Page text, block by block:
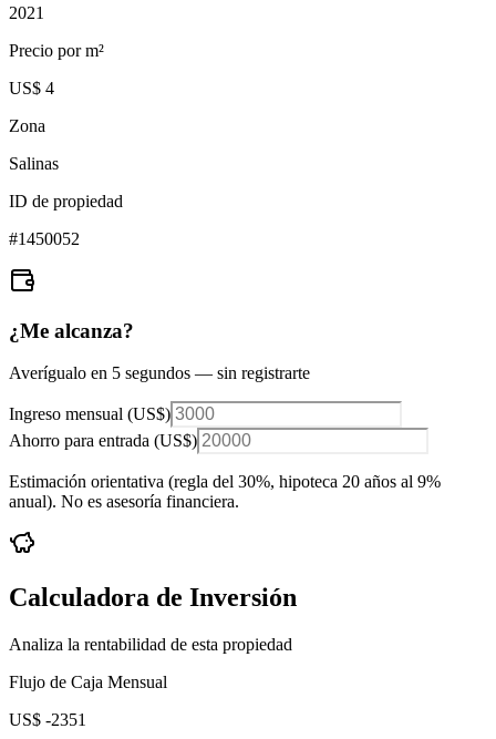
2021
Precio por m²
US$ 4
Zona
Salinas
ID de propiedad
#1450052
¿Me alcanza?
Averígualo en 5 segundos — sin registrarte
Ingreso mensual (US$)
Ahorro para entrada (US$)
Estimación orientativa (regla del 30%, hipoteca 20 años al 9%
anual). No es asesoría financiera.
Calculadora de Inversión
Analiza la rentabilidad de esta propiedad
Flujo de Caja Mensual
US$ -2351